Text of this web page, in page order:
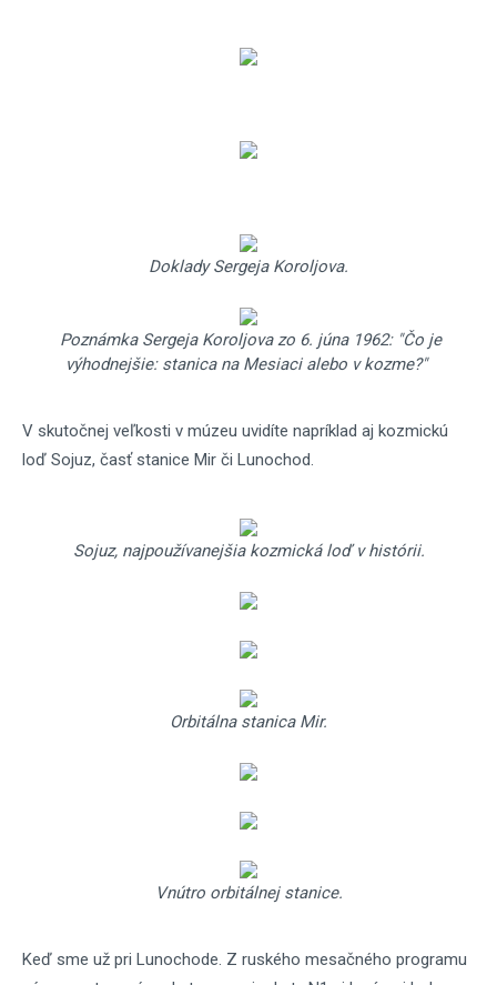
Doklady Sergeja Koroljova.
Poznámka Sergeja Koroljova zo 6. júna 1962: "Čo je
výhodnejšie: stanica na Mesiaci alebo v kozme?"
V skutočnej veľkosti v múzeu uvidíte napríklad aj kozmickú
loď Sojuz, časť stanice Mir či Lunochod.
Sojuz, najpoužívanejšia kozmická loď v histórii.
Orbitálna stanica Mir.
Vnútro orbitálnej stanice.
Keď sme už pri Lunochode. Z ruského mesačného programu